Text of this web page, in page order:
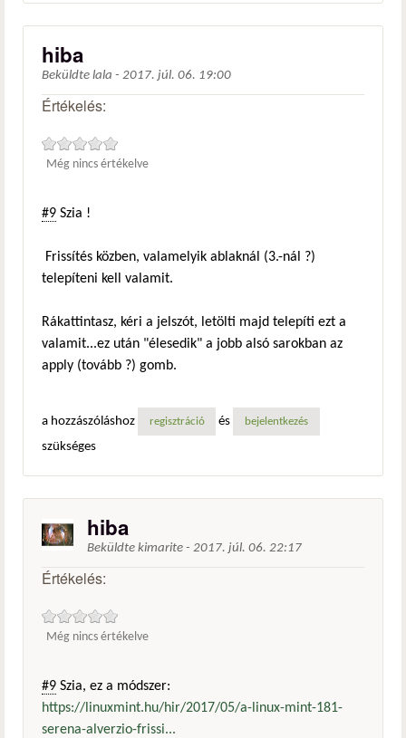
hiba
Beküldte lala - 2017. júl. 06. 19:00
Értékelés:
Még nincs értékelve
#9 Szia !
Frissítés közben, valamelyik ablaknál (3.-nál ?)
telepíteni kell valamit.
Rákattintasz, kéri a jelszót, letölti majd telepíti ezt a
valamit...ez után "élesedik" a jobb alsó sarokban az
apply (tovább ?) gomb.
a hozzászóláshoz regisztráció és bejelentkezés
szükséges
hiba
Beküldte kimarite - 2017. júl. 06. 22:17
Értékelés:
Még nincs értékelve
#9 Szia, ez a módszer:
https://linuxmint.hu/hir/2017/05/a-linux-mint-181-
serena-alverzio-frissi...